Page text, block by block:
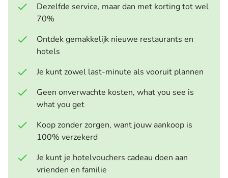
Dezelfde service, maar dan met korting tot wel
70%
Ontdek gemakkelijk nieuwe restaurants en
hotels
Je kunt zowel last-minute als vooruit plannen
Geen onverwachte kosten, what you see is
what you get
Koop zonder zorgen, want jouw aankoop is
100% verzekerd
Je kunt je hotelvouchers cadeau doen aan
vrienden en familie